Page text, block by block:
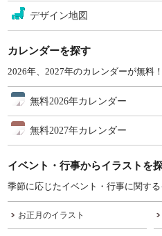
デザイン地図
カレンダーを探す
2026年、2027年のカレンダーが無料！
無料2026年カレンダー
無料2027年カレンダー
イベント・行事からイラストを
季節に応じたイベント・行事に関す
お正月のイラスト